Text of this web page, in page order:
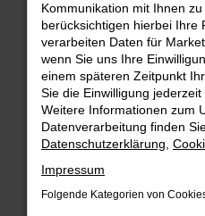
FEHLER:
Beim Laden ist ein Fehler
Hier sind ein paar Tipps,
Überprüfe deine
Internetverbindung.
Suchmaschine?
Kommunikation mit Ihnen
berücksichtigen hierbei Ihre
verarbeiten Daten für
wenn Sie uns Ihre
einem späteren Zeitpunkt
Sie die Einwilligung
Weitere Informationen zum
Datenverarbeitung finden
Datenschutzerklärung
Impressum
Folgende Kategorien von